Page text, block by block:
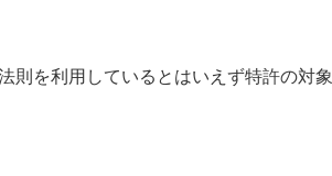
則を利用しているとはいえず特許の対象